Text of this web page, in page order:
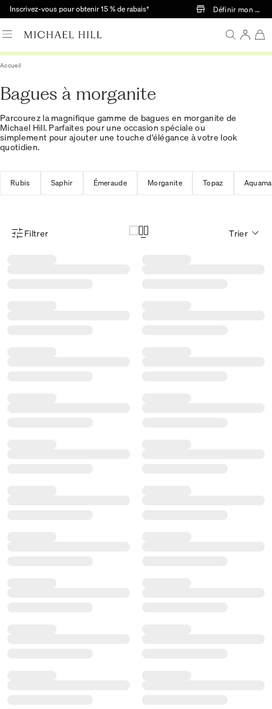
Passer au contenu principal
Inscrivez-vous pour obtenir 15 % de rabais† Définir mon
Accueil
Bagues à morganite
Parcourez la magnifique gamme de bagues en morganite de
Michael Hill. Parfaites pour une occasion spéciale ou
simplement pour ajouter une touche d'élégance à votre look
quotidien.
Rubis Saphir Émeraude Morganite Topaz
Menu des filtres d'articles
Filtrer Trier